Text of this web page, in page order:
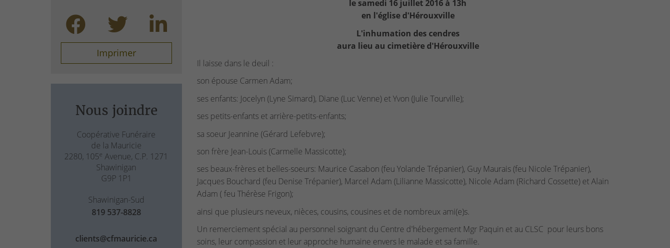
Imprimer
Nous joindre
Coopérative Funéraire
de la Mauricie
2280, 105e Avenue, C.P. 1271
Shawinigan
G9P 1P1
Shawinigan-Sud
819 537-8828
clients@cfmauricie.ca
le samedi 16 juillet 2016 à 13h
en l'église d'Hérouxville
L'inhumation des cendres
aura lieu au cimetière d'Hérouxville
Il laisse dans le deuil :
son épouse Carmen Adam;
ses enfants: Jocelyn (Lyne Simard), Diane (Luc Venne) et Yvon (Julie Tourville);
ses petits-enfants et arrière-petits-enfants;
sa soeur Jeannine (Gérard Lefebvre);
son frère Jean-Louis (Carmelle Massicotte);
ses beaux-frères et belles-soeurs: Maurice Casabon (feu Yolande Trépanier), Guy Maurais (feu Nicole Trépanier),
Jacques Bouchard (feu Denise Trépanier), Marcel Adam (Lilianne Massicotte), Nicole Adam (Richard Cossette) et Alain
Adam ( feu Thérèse Frigon);
ainsi que plusieurs neveux, nièces, cousins, cousines et de nombreux ami(e)s.
Un remerciement spécial au personnel soignant du Centre d'hébergement Mgr Paquin et au CLSC pour leurs bons
soins, leur compassion et leur approche humaine envers le malade et sa famille.